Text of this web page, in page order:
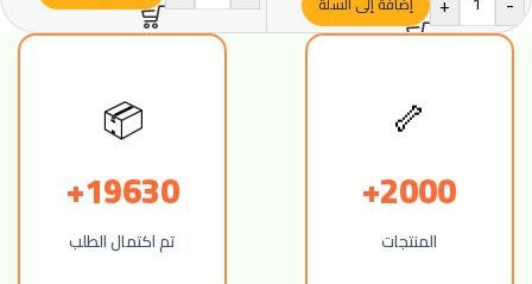
🦴
2000+
المنتجات
📦
19630+
تم اكتمال الطلب